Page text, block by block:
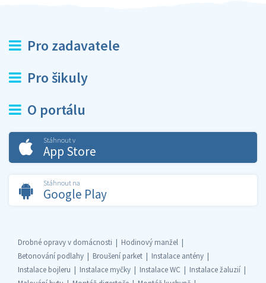
Pro zadavatele
Pro šikuly
O portálu
Stáhnout v
App Store
Stáhnout na
Google Play
Drobné opravy v domácnosti
Hodinový manžel
Betonování podlahy
Broušení parket
Instalace antény
Instalace bojleru
Instalace myčky Instalace WC
Instalace žaluzií